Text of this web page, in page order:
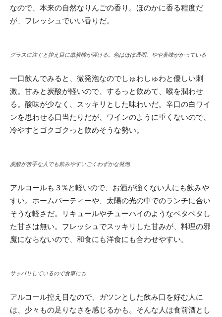
なので、本来の自然なりんごの香り。ほのかに香る程度だ
が、フレッシュでいい香りだ。
グラスに注ぐと控え目に微炭酸が弾ける。色はほぼ透明。やや黄味がかっている
一口飲んでみると、微発泡なのでしゅわしゅわと優しい刺
激。甘みと炭酸が軽いので、するっと飲めて、喉を潤わせ
る。酸味が少なく、スッキリとした味わいだ。辛口の白ワイ
ンを思わせる口当たりだが、ワインのように重くないので、
冷やすとゴクゴクっと飲めそうな勢い。
炭酸が苦手な人でも飲みやすいごくわずかな発泡
アルコールも３%と軽いので、お酒が強くない人にも飲みや
すい。ホームパーティーや、太陽の光の中でのランチに合い
そうな軽さだ。リキュールやチューハイのようなベタベタし
た甘さは無い。フレッシュでスッキリした甘みが、料理の邪
魔にならないので、和食にも洋食にも合わせやすい。
サッパリしているので食事にも
アルコール控え目なので、ガツンとした飲み口を好む人に
は、少々もの足りなさを感じるかも。そんな人は食前酒とし